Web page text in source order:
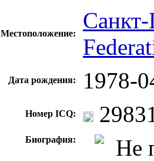
Местоположение:
Санкт-
Дата рождения: 1978-
Номер ICQ:
Биография:
Не